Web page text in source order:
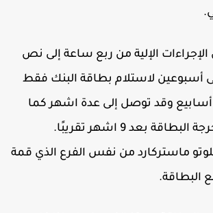
الإلية من ربع ساعة إلى نص
لاستلام بطاقة البنك فقط
وقد توصل إلى عدة اشهر كما
حصل لي فانا استخرجة البطاقة بعد 9 اشهر تقريبًا.
ماستركارد من نفس الفرع الذي قمة